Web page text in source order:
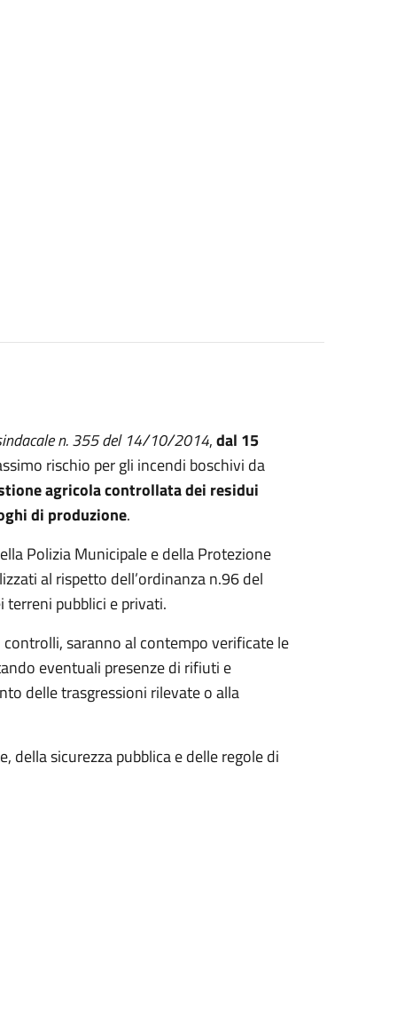
n. 355 del 14/10/2014,dal 15
rischio per gli incendi boschivi da
agricola controllata dei residui
di produzione.
Polizia Municipale e della Protezione
al rispetto dell’ordinanza n.96 del
pubblici e privati.
saranno al contempo verificate le
eventuali presenze di rifiuti e
delle trasgressioni rilevate o alla
della sicurezza pubblica e delle regole di